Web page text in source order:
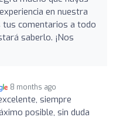
en nuestra
tus comentarios a todo
saberlo. ¡Nos
8 months ago
siempre
posible, sin duda